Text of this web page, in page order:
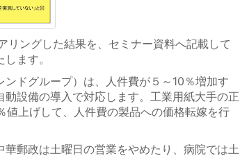
ングした結果を、セミナー資料へ記載して
ます。
ドグループ）は、人件費が５～10％増加す
設備の導入で対応します。工業用紙大手の正
値上げして、人件費の製品への価格転嫁を行
郵政は土曜日の営業をやめたり、病院では土